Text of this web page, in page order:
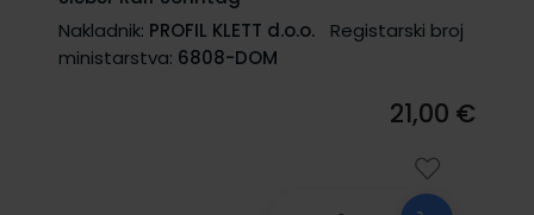
Nakladnik: PROFIL KLETT d.o.o.
Registarski broj
ministarstva: 6808-DOM
21,00 €